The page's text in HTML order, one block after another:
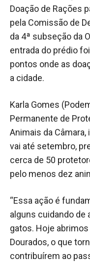
Doação de Rações
pela Comissão de
da 4ª subseção da
entrada do prédio
pontos onde as
a cidade.
Karla Gomes
Permanente de
Animais da
vai até setembro,
cerca de 50
pelo menos dez
“Essa ação é
alguns cuidando de
gatos. Hoje
Dourados, o que
contribuírem ao